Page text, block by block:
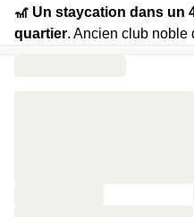
🎢 Un staycation dans un
quartier. Ancien club noble